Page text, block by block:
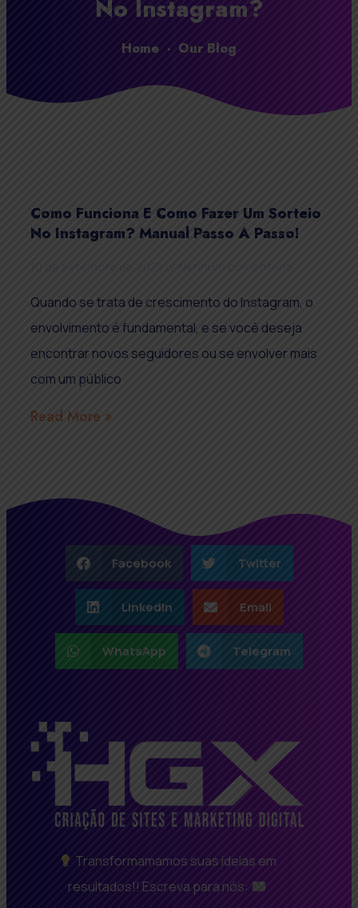
No Instagram?
Home - Our Blog
Como Funciona E Como Fazer Um Sorteio
No Instagram? Manual Passo A Passo!
Quando se trata de crescimento do Instagram, o
envolvimento é fundamental, e se você deseja
encontrar novos seguidores ou se envolver mais
com um público
Read More »
Facebook Twitter
LinkedIn Email
WhatsApp Telegram
Transformamamos suas ideias em
resultados!! Escreva para nós: